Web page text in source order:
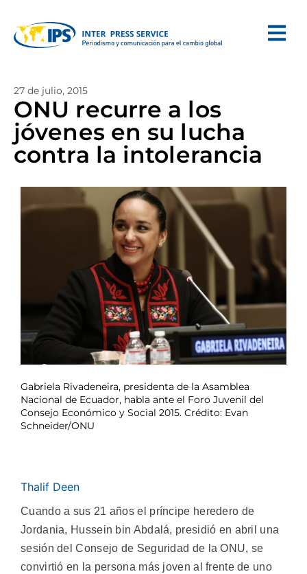
27 de julio, 2015
ONU recurre a los
jóvenes en su lucha
contra la intolerancia
Gabriela Rivadeneira, presidenta de la Asamblea
Nacional de Ecuador, habla ante el Foro Juvenil del
Consejo Económico y Social 2015. Crédito: Evan
Schneider/ONU
Thalif Deen
Cuando a sus 21 años el príncipe heredero de
Jordania, Hussein bin Abdalá, presidió en abril una
sesión del Consejo de Seguridad de la ONU, se
convirtió en la persona más joven al frente de uno